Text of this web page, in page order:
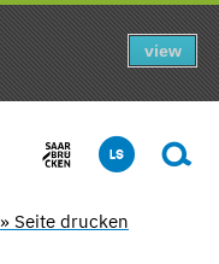
view
» Seite drucken